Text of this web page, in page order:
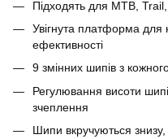
Підходять для MTB,
Увігнута платформа
ефективності
9 змінних шипів з
Регулювання висоти
зчеплення
Шипи вкручуються